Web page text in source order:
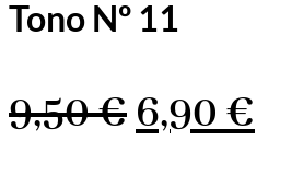
Tono Nº 11
9,50€El
6,90€